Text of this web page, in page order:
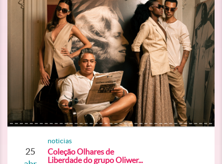
25
noticias
Coleção Olhares de
Liberdade do grupo Oliwer...